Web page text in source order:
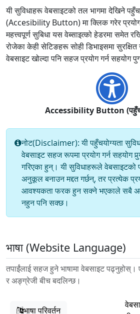
यी सुविधाहरू वेबसाइटको तल भागमा देखिने
(Accesibility Button) मा क्लिक गरेर
महत्त्वपूर्ण सुबिधा यस वेब्साइत्को हेडरमा समेत
रोजेका केही सेटिङहरू सोही डिभाइसमा
वेबसाइट खोल्दा पनि सहज प्रयोग गर्न सहयोग
Accessibility Button
नोट(Disclaimer): यी पहुँचयोग्यता
वेबसाइट सहज रूपमा प्रयोग गर्न सहयोग
गरिएका हुन्। यी सुविधाहरूले वेबसाइटको
अनुकूल बनाउन मद्दत गर्छन्, तर प्रत्येक
आवश्यकता फरक हुन सक्ने भएकाले सबै
नहुन पनि सक्छ।
भाषा (Website Language)
तपाईंलाई सहज हुने भाषामा वेबसाइट
र अङ्ग्रेजी बीच बदलिन्छ।
भाषा परिवर्तन